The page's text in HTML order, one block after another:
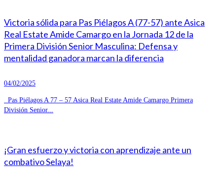
Victoria sólida para Pas Piélagos A (77-57) ante Asica
Real Estate Amide Camargo en la Jornada 12 de la
Primera División Senior Masculina: Defensa y
mentalidad ganadora marcan la diferencia
04/02/2025
Pas Piélagos A 77 – 57 Asica Real Estate Amide Camargo Primera
División Senior...
¡Gran esfuerzo y victoria con aprendizaje ante un
combativo Selaya!